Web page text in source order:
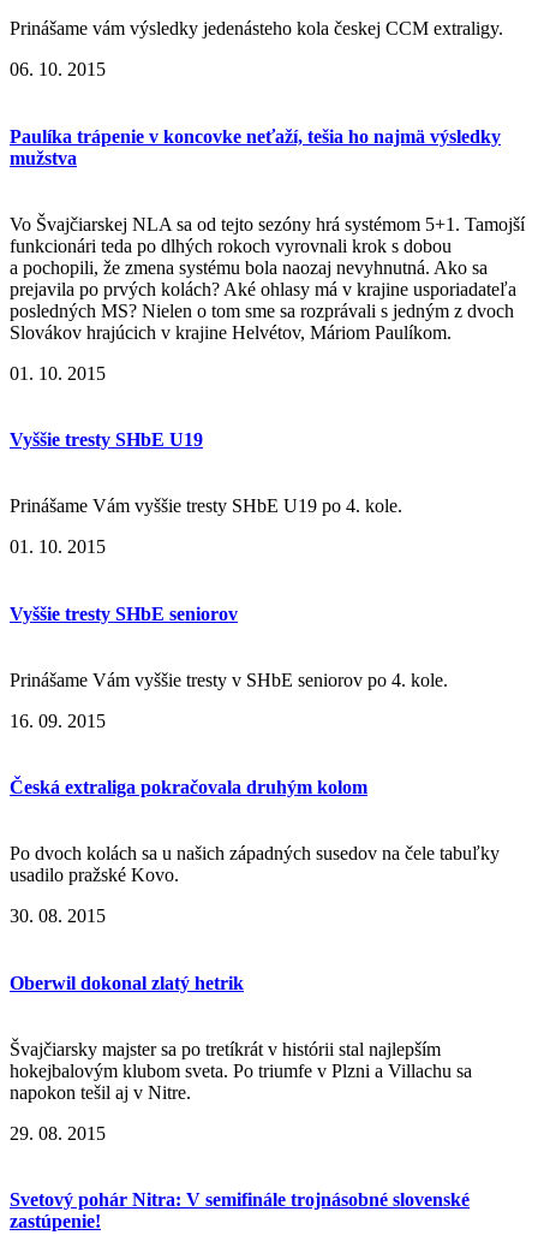
Prinášame vám výsledky jedenásteho kola českej CCM extraligy.
06. 10. 2015
Paulíka trápenie v koncovke neťaží, tešia ho najmä výsledky
mužstva
Vo Švajčiarskej NLA sa od tejto sezóny hrá systémom 5+1. Tamojší
funkcionári teda po dlhých rokoch vyrovnali krok s dobou
a pochopili, že zmena systému bola naozaj nevyhnutná. Ako sa
prejavila po prvých kolách? Aké ohlasy má v krajine usporiadateľa
posledných MS? Nielen o tom sme sa rozprávali s jedným z dvoch
Slovákov hrajúcich v krajine Helvétov, Máriom Paulíkom.
01. 10. 2015
Vyššie tresty SHbE U19
Prinášame Vám vyššie tresty SHbE U19 po 4. kole.
01. 10. 2015
Vyššie tresty SHbE seniorov
Prinášame Vám vyššie tresty v SHbE seniorov po 4. kole.
16. 09. 2015
Česká extraliga pokračovala druhým kolom
Po dvoch kolách sa u našich západných susedov na čele tabuľky
usadilo pražské Kovo.
30. 08. 2015
Oberwil dokonal zlatý hetrik
Švajčiarsky majster sa po tretíkrát v histórii stal najlepším
hokejbalovým klubom sveta. Po triumfe v Plzni a Villachu sa
napokon tešil aj v Nitre.
29. 08. 2015
Svetový pohár Nitra: V semifinále trojnásobné slovenské
zastúpenie!